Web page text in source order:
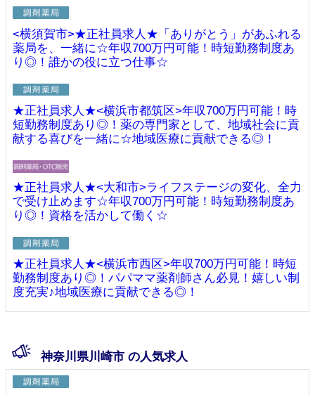
<横須賀市>★正社員求人★「ありがとう」があふれる
薬局を、一緒に☆年収700万円可能！時短勤務制度あ
り◎！誰かの役に立つ仕事☆
★正社員求人★<横浜市都筑区>年収700万円可能！時
短勤務制度あり◎！薬の専門家として、地域社会に貢
献する喜びを一緒に☆地域医療に貢献できる◎！
★正社員求人★<大和市>ライフステージの変化、全力
で受け止めます☆年収700万円可能！時短勤務制度あ
り◎！資格を活かして働く☆
★正社員求人★<横浜市西区>年収700万円可能！時短
勤務制度あり◎！パパママ薬剤師さん必見！嬉しい制
度充実♪地域医療に貢献できる◎！
神奈川県川崎市 の人気求人